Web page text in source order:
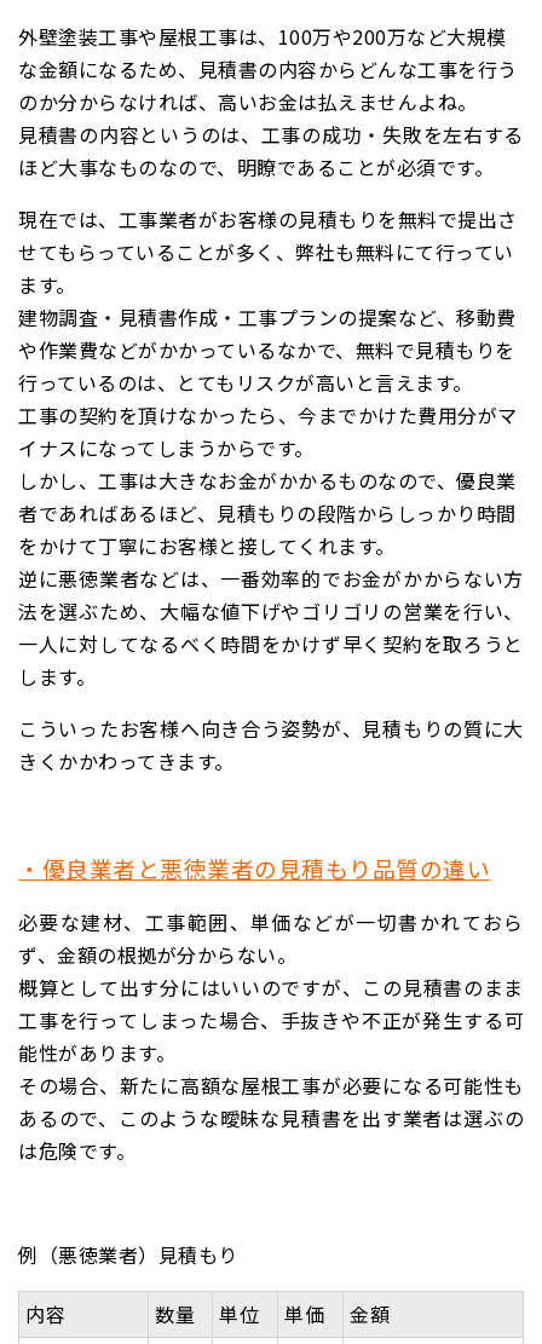
外壁塗装工事や屋根工事は、 100万や200万など大規模
な金額になるため、 見積書の内容からどんな工事を行う
のか分からなければ、高いお金は払えませんよね。
見積書の内容というのは、工事の成功・失敗を左右する
ほど大事なものなので、明瞭であることが必須です。
現在では、工事業者がお客様の見積もりを無料で提出さ
せてもらっていることが多く、弊社も無料にて行ってい
ます。
建物調査・見積書作成・工事プランの提案など、移動費
や作業費などがかかっているなかで、無料で見積もりを
行っているのは、とてもリスクが高いと言えます。
工事の契約を頂けなかったら、今までかけた費用分がマ
イナスになってしまうからです。
しかし、工事は大きなお金がかかるものなので、優良業
者であればあるほど、見積もりの段階からしっかり時間
をかけて丁寧にお客様と接してくれます。
逆に悪徳業者などは、一番効率的でお金がかからない方
法を選ぶため、大幅な値下げやゴリゴリの営業を行い、
一人に対してなるべく時間をかけず早く契約を取ろうと
します。
こういったお客様へ向き合う姿勢が、見積もりの質に大
きくかかわってきます。
・優良業者と悪徳業者の見積もり品質の違い
必要な建材、工事範囲、単価などが一切書かれておら
ず、 金額の根拠が分からない。
概算として出す分にはいいのですが、この見積書のまま
工事を行ってしまった場合、手抜きや不正が発生する可
能性があります。
その場合、新たに高額な屋根工事が必要になる可能性も
あるので、このような曖昧な見積書を出す業者は選ぶの
は危険です。
例（悪徳業者）見積もり
内容 数量 単位 単価
金額